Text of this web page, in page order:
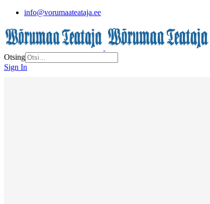
info@vorumaateataja.ee
Otsing
Sign In